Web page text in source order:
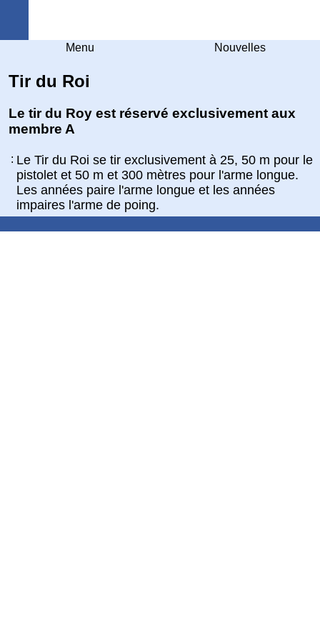
Menu Nouvelles
Tir du Roi
Le tir du Roy est réservé exclusivement aux
membre A
: Le Tir du Roi se tir exclusivement à 25, 50 m pour le
pistolet et 50 m et 300 mètres pour l'arme longue.
Les années paire l'arme longue et les années
impaires l'arme de poing.